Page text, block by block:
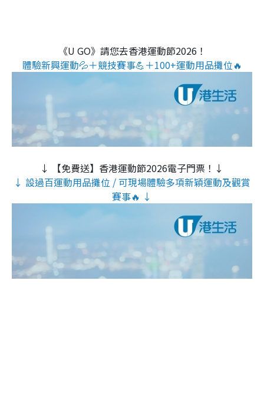
《U GO》請您去香港運動節2026！
體驗新興運動💦＋競技賽事💪＋100+運動用品攤位🔥
↓ 【免費送】香港運動節2026電子門票！↓
↓ 設過百運動用品攤位 / 可現場體驗多項新穎運動及觀賞
賽事🔥 ↓